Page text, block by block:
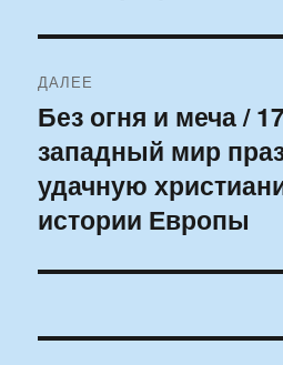
ДАЛЕЕ
Следующая
запись:
Без огня и меча /
западный мир
удачную
истории Европы